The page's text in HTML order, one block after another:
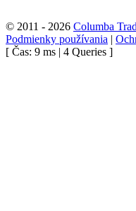
© 2011 - 2026 Columba
Podmienky používania |
[ Čas: 9 ms | 4 Queries ]